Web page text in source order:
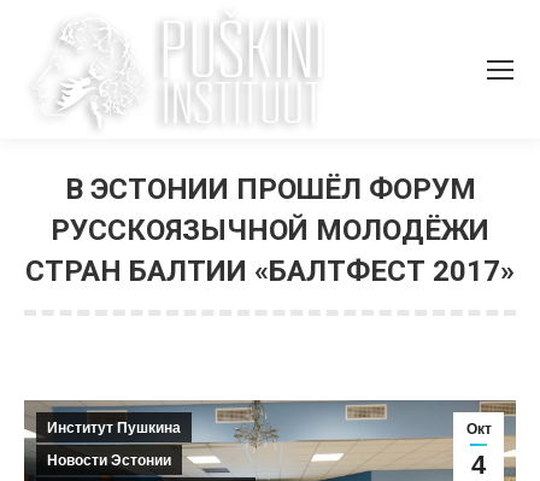
В ЭСТОНИИ ПРОШЁЛ ФОРУМ
РУССКОЯЗЫЧНОЙ МОЛОДЁЖИ
СТРАН БАЛТИИ «БАЛТФЕСТ 2017»
Окт
4
Институт Пушкина
Новости Эстонии